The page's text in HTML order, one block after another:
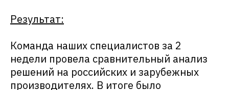
Результат:
Команда наших специалистов за 2
недели провела сравнительный анализ
решений на российских и зарубежных
производителях. В итоге было